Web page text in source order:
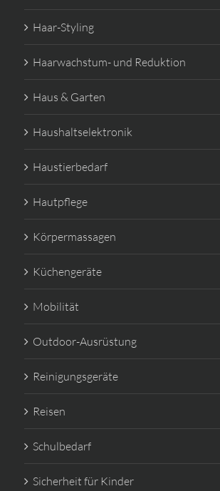
Haar-Styling
Haarwachstum- und Reduktion
Haus & Garten
Haushaltselektronik
Haustierbedarf
Hautpflege
Körpermassagen
Küchengeräte
Mobilität
Outdoor-Ausrüstung
Reinigungsgeräte
Reisen
Schulbedarf
Sicherheit für Kinder